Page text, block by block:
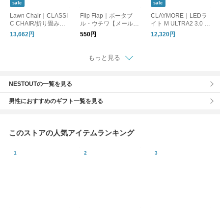
sale
Lawn Chair｜CLASSI
C CHAIR/折り畳みチ
ェア
13,662円
Flip Flap｜ポータブ
ル・ウチワ【メール便
可】
550円
sale
CLAYMORE｜LEDラ
イト M ULTRA2 3.0 M
ウルトラ2 キャンプ ア
ウトドア 防災 ランタ
12,320円
もっと見る
NESTOUTの一覧を見る
男性におすすめのギフト一覧を見る
このストアの人気アイテムランキング